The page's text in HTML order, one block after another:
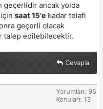
geçerlidir ancak yolda
saat 15'e kadar telafi
geçerli olacak
talep edilebilecektir.
Cevapla
Yorumları: 95
Konuları: 13